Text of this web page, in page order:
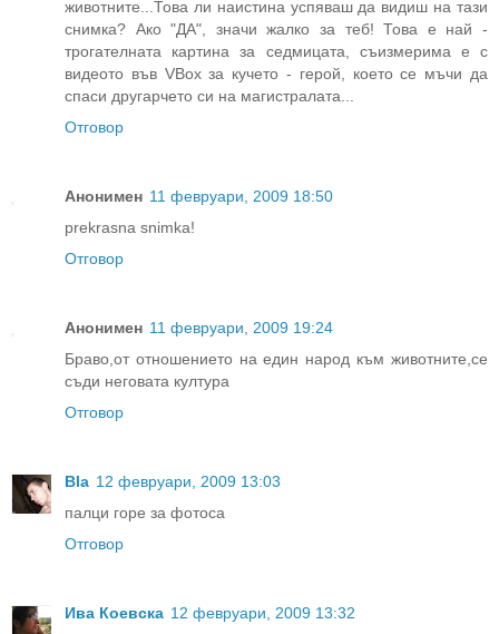
животните...Това ли наистина успяваш да видиш на тази
снимка? Ако "ДА", значи жалко за теб! Това е най -
трогателната картина за седмицата, съизмерима е с
видеото във VBox за кучето - герой, което се мъчи да
спаси другарчето си на магистралата...
Отговор
Анонимен 11 февруари, 2009 18:50
prekrasna snimka!
Отговор
Анонимен 11 февруари, 2009 19:24
Браво,от отношението на един народ към животните,се
съди неговата култура
Отговор
Bla 12 февруари, 2009 13:03
палци горе за фотоса
Отговор
Ива Коевска 12 февруари, 2009 13:32